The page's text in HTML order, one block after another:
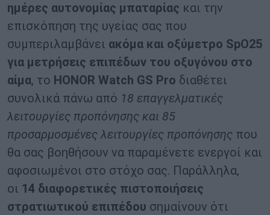
ημέρες αυτονομίας μπαταρίας και την
επισκόπηση της υγείας σας που
συμπεριλαμβάνει ακόμα και οξύμετρο SpO25
για μετρήσεις επιπέδων του οξυγόνου στο
αίμα, το HONOR Watch GS Pro διαθέτει
συνολικά πάνω από 18 επαγγελματικές
λειτουργίες προπόνησης και 85
προσαρμοσμένες λειτουργίες προπόνησης που
θα σας βοηθήσουν να παραμένετε ενεργοί και
αφοσιωμένοι στο στόχο σας. Παράλληλα,
οι 14 διαφορετικές πιστοποιήσεις
στρατιωτικού επιπέδου σημαίνουν ότι